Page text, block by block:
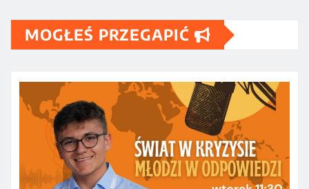
MOGŁEŚ PRZEGAPIĆ